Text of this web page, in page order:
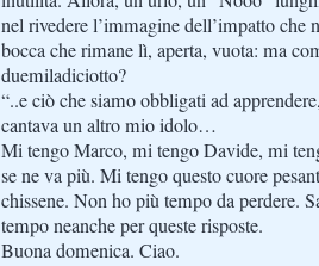
nel rivedere l’immagine dell’impatto che
bocca che rimane lì, aperta, vuota: ma
duemiladiciotto?
“..e ciò che siamo obbligati ad
cantava un altro mio idolo…
Mi tengo Marco, mi tengo Davide, mi
se ne va più. Mi tengo questo cuore
chissene. Non ho più tempo da perdere.
tempo neanche per queste risposte.
Buona domenica. Ciao.